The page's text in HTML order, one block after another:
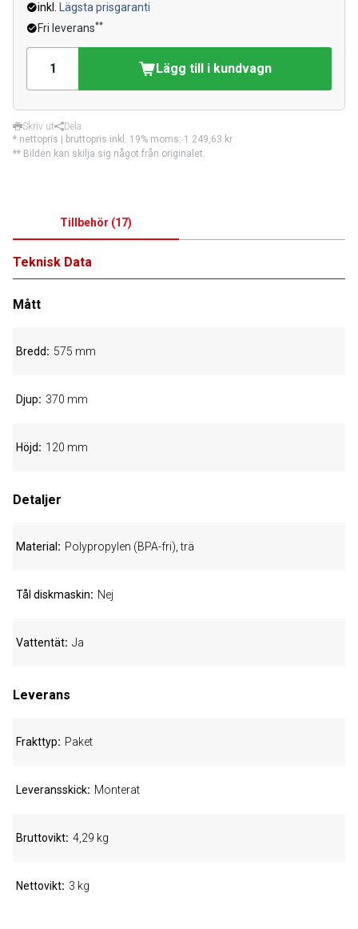
inkl.
Lägsta prisgaranti
Fri leverans**
Lägg till i kundvagn
Skriv ut
Dela
* nettopris | bruttopris inkl. 19% moms: 1 249,63 kr
** Bilden kan skilja sig något från originalet.
Tillbehör (17)
Teknisk Data
Mått
Bredd 575 mm
Djup 370 mm
Höjd 120 mm
Detaljer
Material Polypropylen (BPA-fri), trä
Tål diskmaskin Nej
Vattentät Ja
Leverans
Frakttyp Paket
Leveransskick Monterat
Bruttovikt 4,29 kg
Nettovikt 3 kg